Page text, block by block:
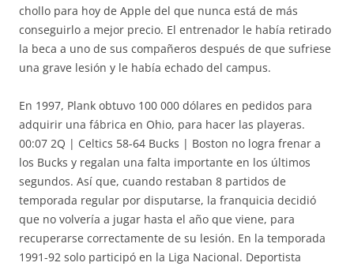
chollo para hoy de Apple del que nunca está de más
conseguirlo a mejor precio. El entrenador le había retirado
la beca a uno de sus compañeros después de que sufriese
una grave lesión y le había echado del campus.
En 1997, Plank obtuvo 100 000 dólares en pedidos para
adquirir una fábrica en Ohio, para hacer las playeras.
00:07 2Q | Celtics 58-64 Bucks | Boston no logra frenar a
los Bucks y regalan una falta importante en los últimos
segundos. Así que, cuando restaban 8 partidos de
temporada regular por disputarse, la franquicia decidió
que no volvería a jugar hasta el año que viene, para
recuperarse correctamente de su lesión. En la temporada
1991-92 solo participó en la Liga Nacional. Deportista